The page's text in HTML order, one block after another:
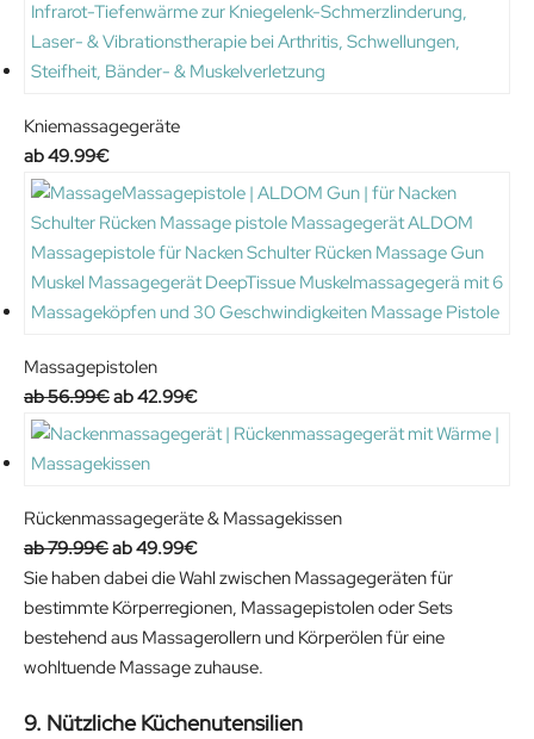
Kniemassagegeräte
49.99€
Massagepistolen
56.99€O
r
i
i
n
a
l
p
r
c
42.99€C
u
e
n
t
p
r
i
e
Rückenmassagegeräte & Massagekissen
79.99€O
r
i
g
i
a
49.99€C
u
r
r
e
t
Sie haben dabei die Wahl zwischen Massagegeräten für
bestimmte Körperregionen, Massagepistolen oder Sets
bestehend aus Massagerollern und Körperölen für eine
wohltuende Massage zuhause.
9. Nützliche Küchenutensilien